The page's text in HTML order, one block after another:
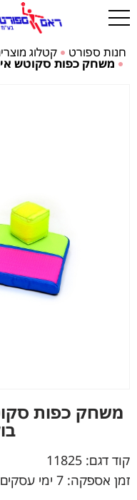
חנות ספורט קטלוג
משחק כפות סקוטש
משחק כפות
קוד דגם: 11825
זמן אספקה: 7 ימי עסקים